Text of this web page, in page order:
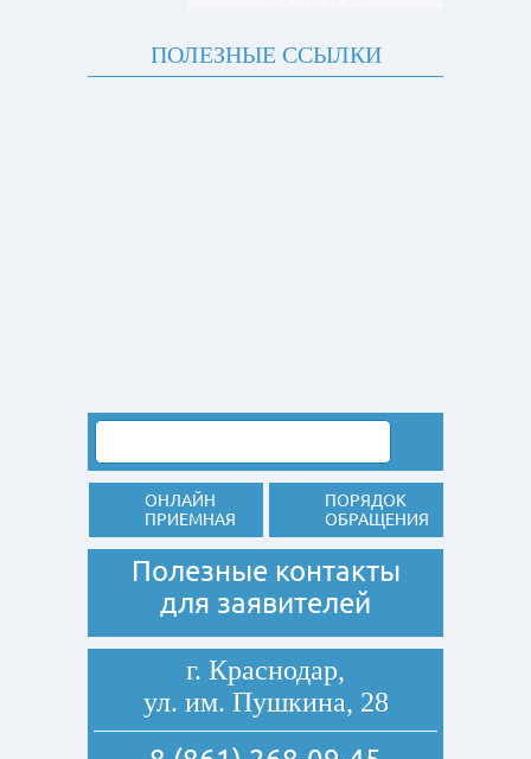
ПОЛЕЗНЫЕ ССЫЛКИ
ОНЛАЙН
ПРИЕМНАЯ
ПОРЯДОК
ОБРАЩЕНИЯ
Полезные контакты
для заявителей
г. Краснодар,
ул. им. Пушкина, 28